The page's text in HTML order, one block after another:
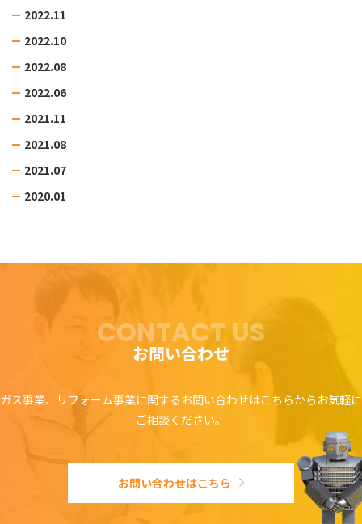
2022.11
2022.10
2022.08
2022.06
2021.11
2021.08
2021.07
2020.01
CONTACT US
お問い合わせ
ガス事業、リフォーム事業に関するお問い合わせはこちらからお気軽に
ご相談ください。
お問い合わせはこちら